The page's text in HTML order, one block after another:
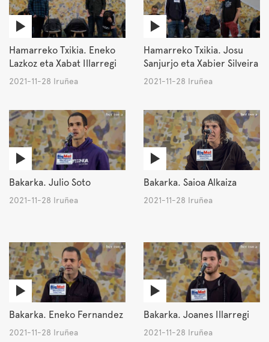
Hamarreko Txikia. Eneko
Lazkoz eta Xabat Illarregi
2021-11-28 Iruñea
Hamarreko Txikia. Josu
Sanjurjo eta Xabier Silveira
2021-11-28 Iruñea
Bakarka. Julio Soto
2021-11-28 Iruñea
Bakarka. Saioa Alkaiza
2021-11-28 Iruñea
Bakarka. Eneko Fernandez
2021-11-28 Iruñea
Bakarka. Joanes Illarregi
2021-11-28 Iruñea